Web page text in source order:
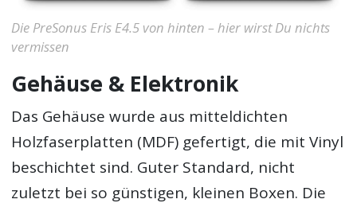
Die PreSonus Eris E4.5 von hinten – hier wirst Du nichts
vermissen
Gehäuse & Elektronik
Das Gehäuse wurde aus mitteldichten
Holzfaserplatten (MDF) gefertigt, die mit Vinyl
beschichtet sind. Guter Standard, nicht
zuletzt bei so günstigen, kleinen Boxen. Die